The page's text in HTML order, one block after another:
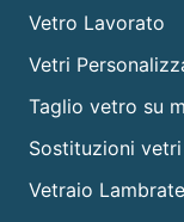
Vetro Lavorato
Vetri
Taglio vetro su
Sostituzioni
Vetraio